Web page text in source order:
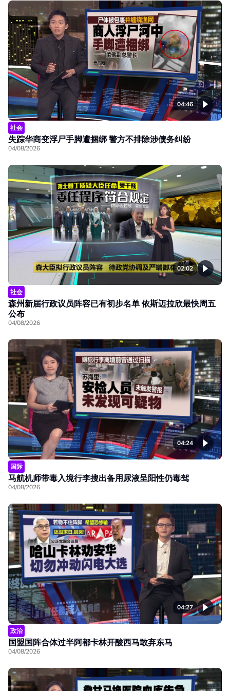
04:46
社会
失踪华商变浮尸手脚遭捆绑 警方不排除涉债务纠纷
04/08/2026
02:02
社会
森州新届行政议员阵容已有初步名单 依斯迈拉欣最快周五
公布
04/08/2026
04:24
国际
马航机师带毒入境行李搜出备用尿液呈阳性仍毒驾
04/08/2026
04:27
政治
国盟国阵合体过半阿都卡林开酸西马敢弃东马
04/08/2026